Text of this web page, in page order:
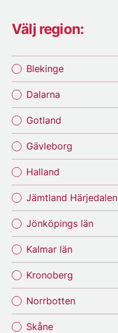
Välj region:
Blekinge
Dalarna
Gotland
Gävleborg
Halland
Jämtland Härjedalen
Jönköpings län
Kalmar län
Kronoberg
Norrbotten
Skåne